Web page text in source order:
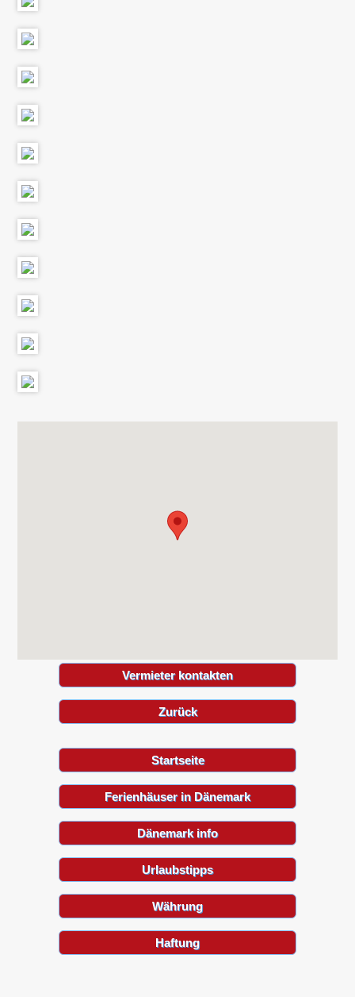
Vermieter kontakten
Zurück
Startseite
Ferienhäuser in Dänemark
Dänemark info
Urlaubstipps
Währung
Haftung